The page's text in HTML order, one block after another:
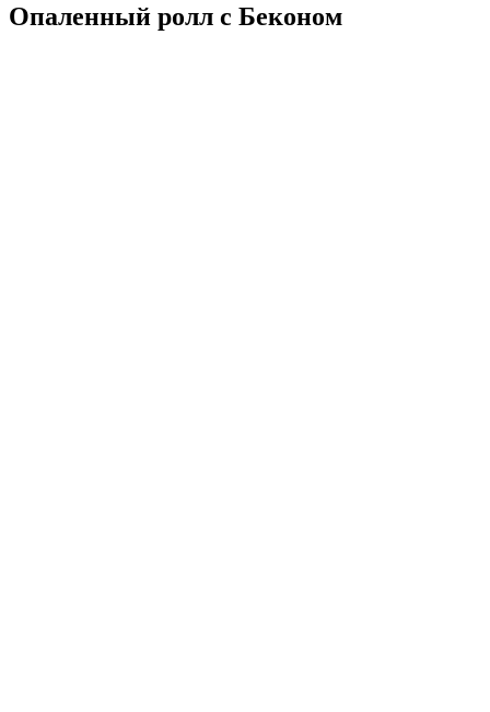
Опаленный ролл с Беконом